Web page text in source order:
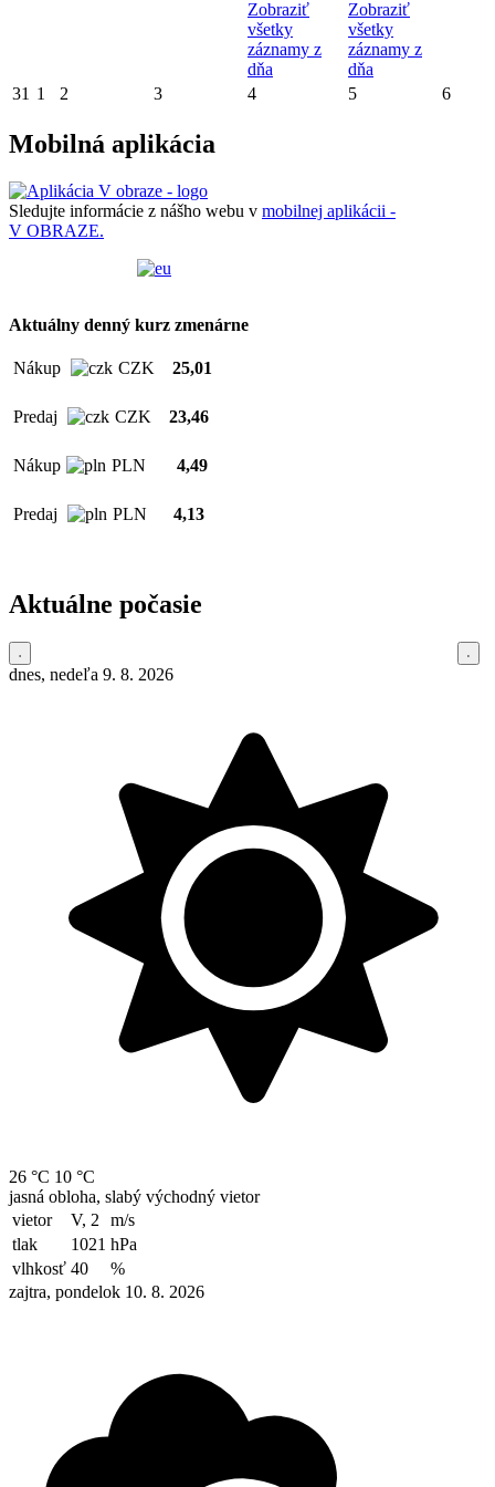
Zobraziť
všetky
záznamy z
dňa
Zobraziť
všetky
záznamy z
dňa
31 1 2 3 4 5 6
Mobilná aplikácia
Sledujte informácie z nášho webu v mobilnej aplikácii -
V OBRAZE.
Aktuálny denný kurz zmenárne
Nákup CZK 25,01
Predaj CZK 23,46
Nákup PLN 4,49
Predaj PLN 4,13
Aktuálne počasie
dnes, nedeľa 9. 8. 2026
26 °C 10 °C
jasná obloha, slabý východný vietor
vietor
V, 2
m/s
tlak
1021 hPa
vlhkosť 40
%
zajtra, pondelok 10. 8. 2026